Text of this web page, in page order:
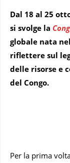
Dal 18 al 25
si svolge la
globale nata
riflettere sul
delle risorse e
del Congo.
Per la prima